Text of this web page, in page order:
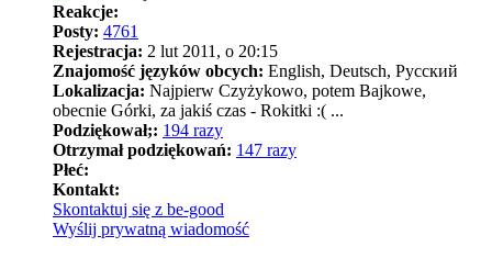
Reakcje:
Posty: 4761
Rejestracja: 2 lut 2011, o 20:15
Znajomość języków obcych: English, Deutsch, Pусский
Lokalizacja: Najpierw Czyżykowo, potem Bajkowe,
obecnie Górki, za jakiś czas - Rokitki :( ...
Podziękował;: 194 razy
Otrzymał podziękowań: 147 razy
Płeć:
Kontakt:
Skontaktuj się z be-good
Wyślij prywatną wiadomość